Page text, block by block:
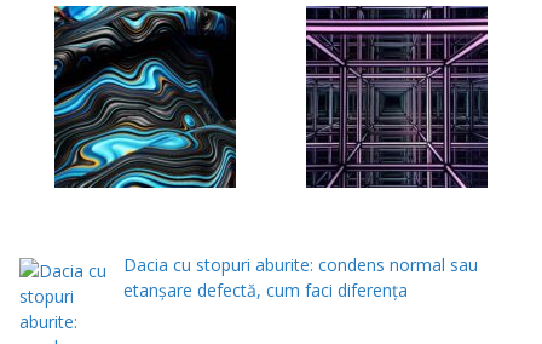
Dacia cu stopuri aburite: condens normal sau
etanșare defectă, cum faci diferența